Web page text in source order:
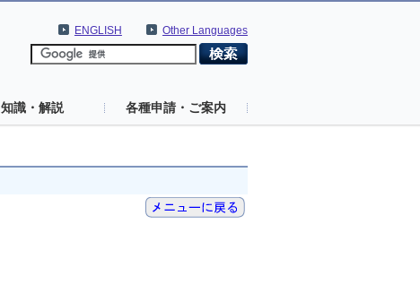
Other Languages
ENGLISH
知識・解説 各種申請・ご案内